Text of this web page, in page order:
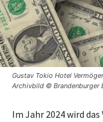
Gustav Tokio Hotel
Archivbild © Brandenburger
Im Jahr 2024 wird